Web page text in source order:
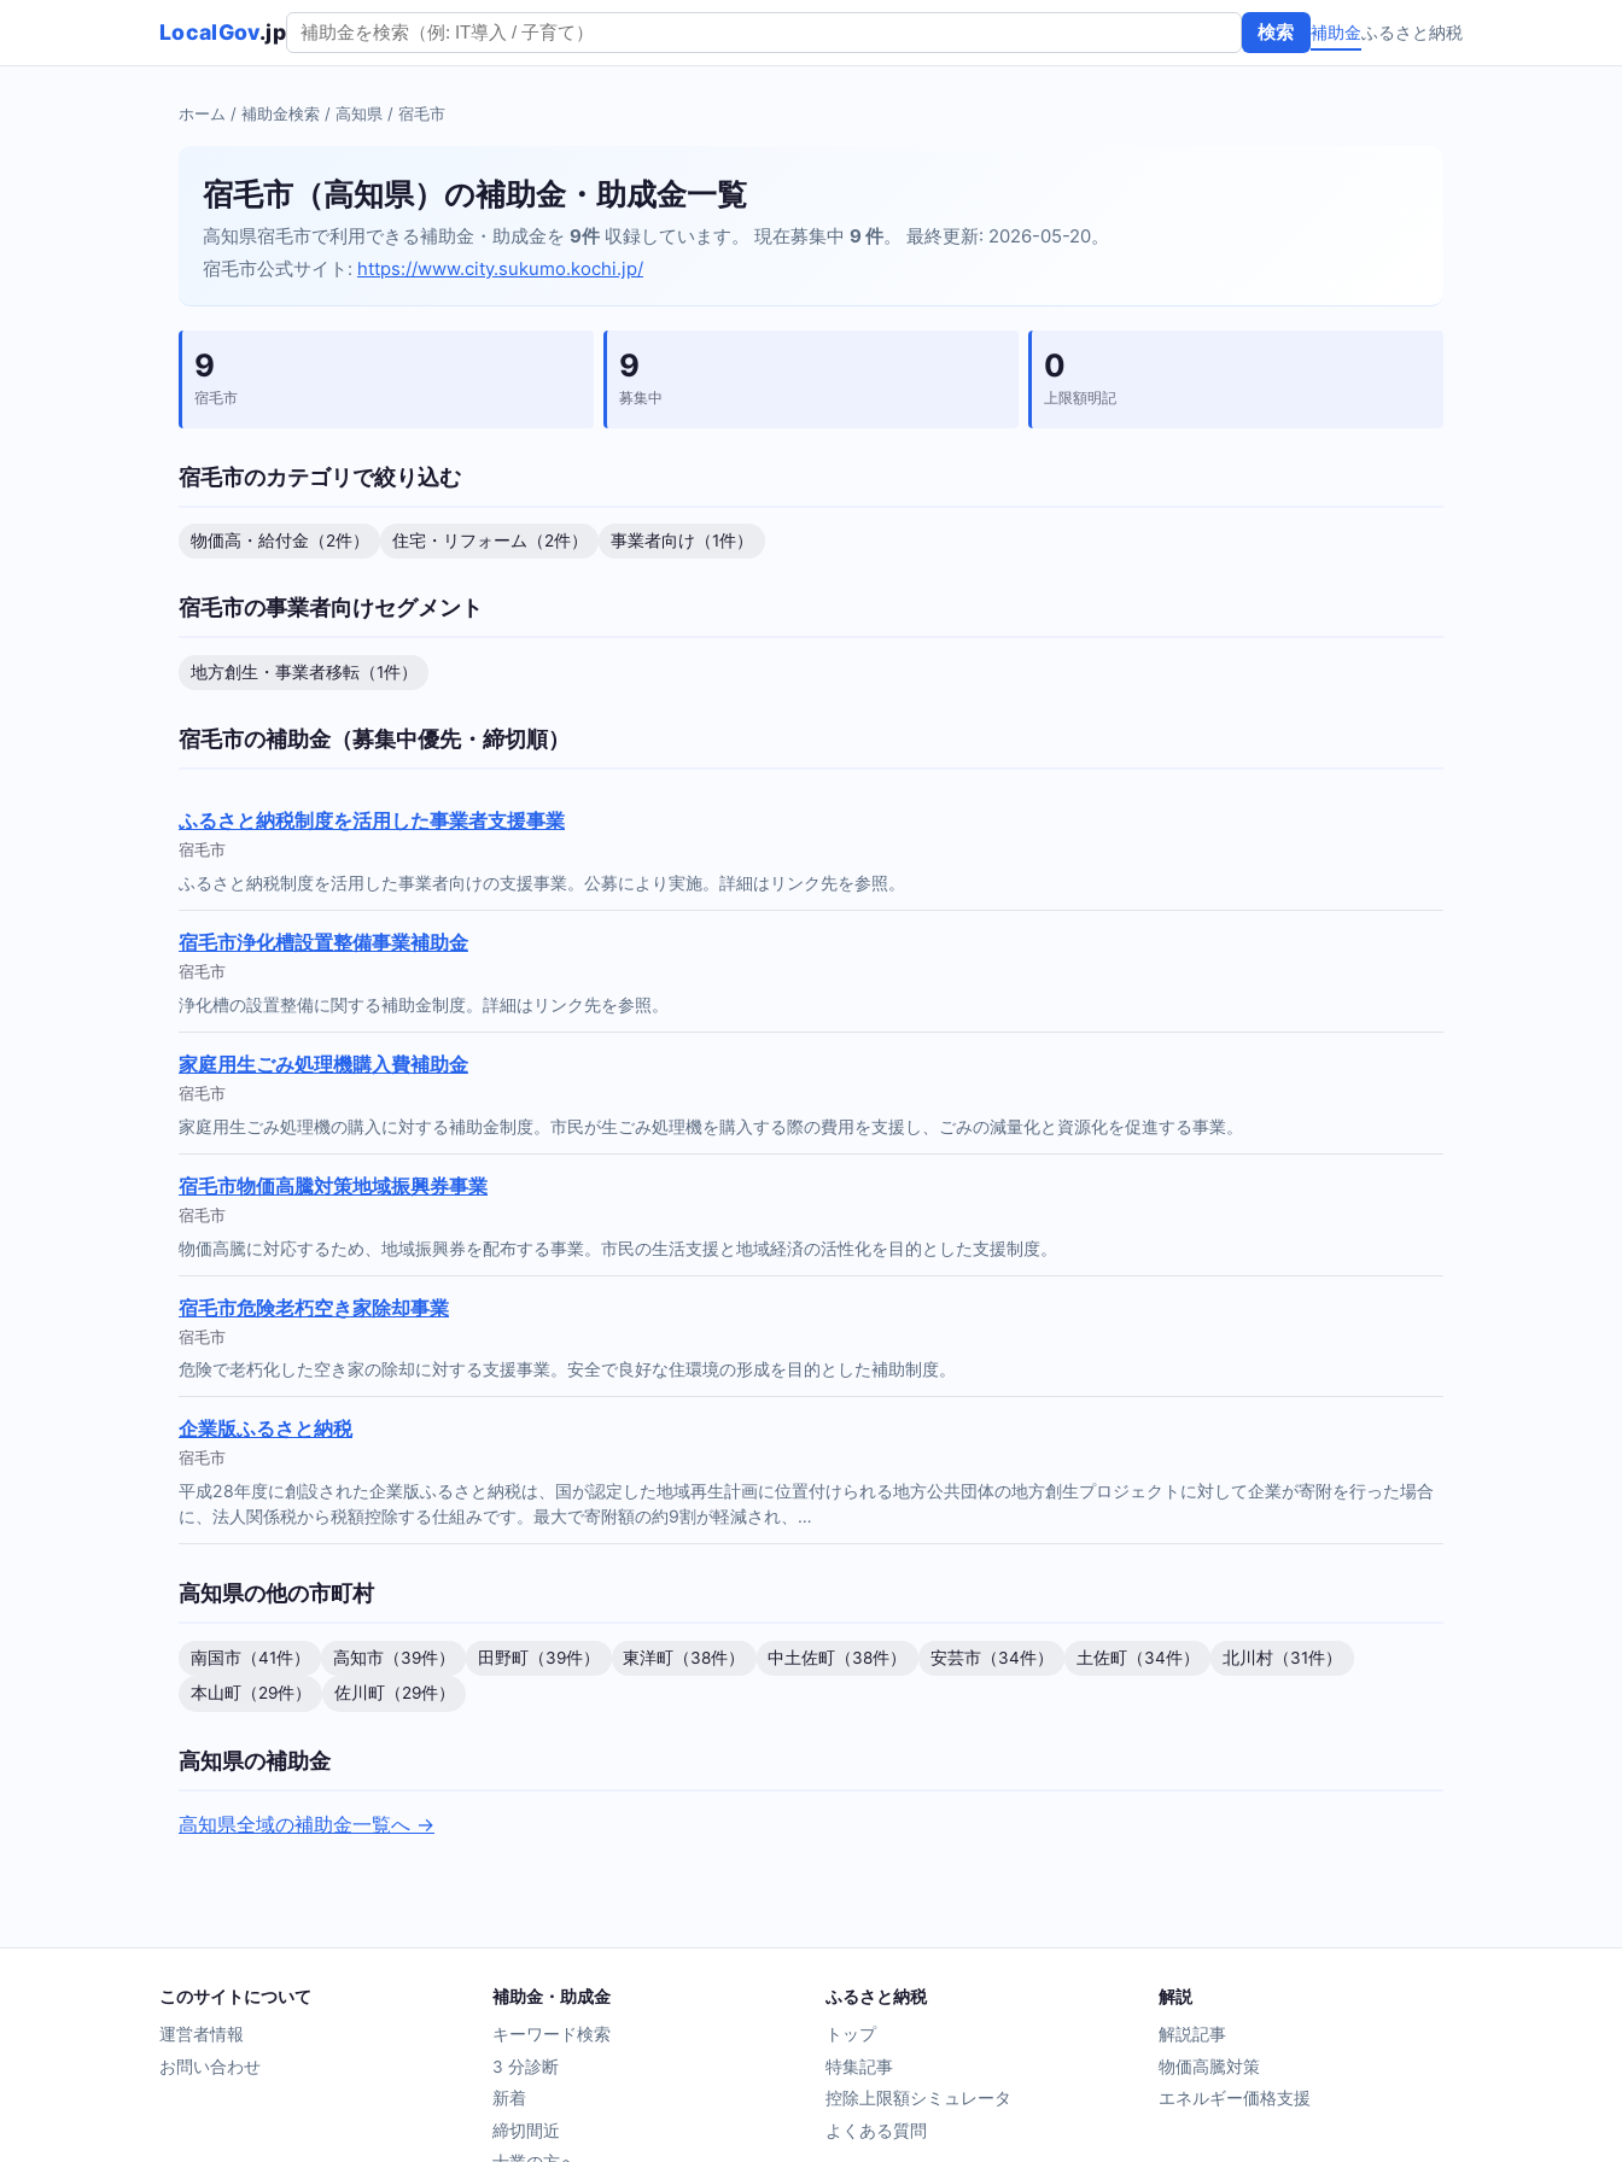
LocalGov.jp 検索 補助金ふるさと納税
ホーム / 補助金検索 / 高知県 / 宿毛市
宿毛市（高知県）の補助金・助成金一覧
高知県宿毛市で利用できる補助金・助成金を 9件 収録しています。 現在募集中 9 件。 最終更新: 2026-05-20。
宿毛市公式サイト: https://www.city.sukumo.kochi.jp/
9
宿毛市
9
募集中
0
上限額明記
宿毛市のカテゴリで絞り込む
物価高・給付金（2件） 住宅・リフォーム（2件） 事業者向け（1件）
宿毛市の事業者向けセグメント
地方創生・事業者移転（1件）
宿毛市の補助金（募集中優先・締切順）
ふるさと納税制度を活用した事業者支援事業
宿毛市
ふるさと納税制度を活用した事業者向けの支援事業。公募により実施。詳細はリンク先を参照。
宿毛市浄化槽設置整備事業補助金
宿毛市
浄化槽の設置整備に関する補助金制度。詳細はリンク先を参照。
家庭用生ごみ処理機購入費補助金
宿毛市
家庭用生ごみ処理機の購入に対する補助金制度。市民が生ごみ処理機を購入する際の費用を支援し、ごみの減量化と資源化を促進する事業。
宿毛市物価高騰対策地域振興券事業
宿毛市
物価高騰に対応するため、地域振興券を配布する事業。市民の生活支援と地域経済の活性化を目的とした支援制度。
宿毛市危険老朽空き家除却事業
宿毛市
危険で老朽化した空き家の除却に対する支援事業。安全で良好な住環境の形成を目的とした補助制度。
企業版ふるさと納税
宿毛市
平成28年度に創設された企業版ふるさと納税は、国が認定した地域再生計画に位置付けられる地方公共団体の地方創生プロジェクトに対して企業が寄附を行った場合
に、法人関係税から税額控除する仕組みです。最大で寄附額の約9割が軽減され、…
高知県の他の市町村
南国市（41件） 高知市（39件） 田野町（39件） 東洋町（38件） 中土佐町（38件） 安芸市（34件） 土佐町（34件）
北川村（31件）
本山町（29件）
佐川町（29件）
高知県の補助金
高知県全域の補助金一覧へ →
このサイトについて
運営者情報
お問い合わせ
補助金・助成金
キーワード検索
3 分診断
新着
締切間近
ふるさと納税
トップ
特集記事
控除上限額シミュレータ
よくある質問
解説
解説記事
物価高騰対策
エネルギー価格支援